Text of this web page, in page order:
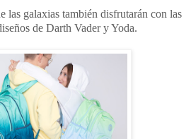
las galaxias también disfrutarán con las
de Darth Vader y Yoda.